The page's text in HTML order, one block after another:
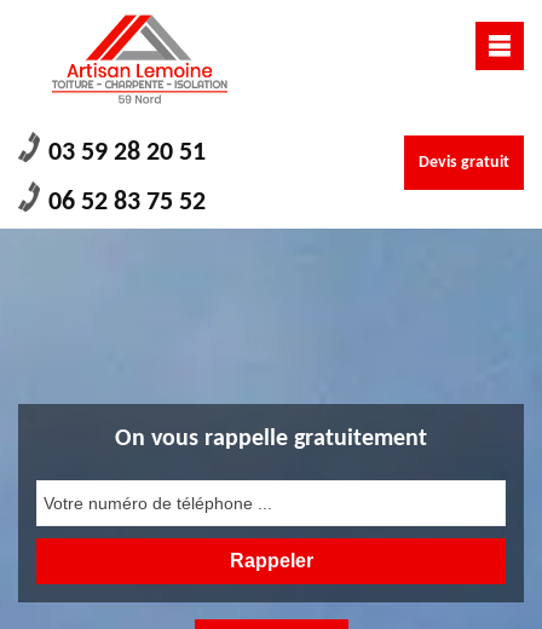
03 59 28 20 51
06 52 83 75 52
Devis gratuit
On vous rappelle gratuitement